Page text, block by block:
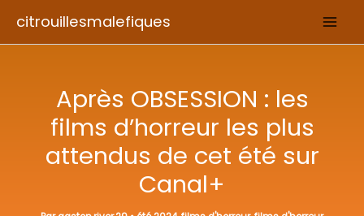
citrouillesmalefiques
Après OBSESSION : les
films d’horreur les plus
attendus de cet été sur
Canal+